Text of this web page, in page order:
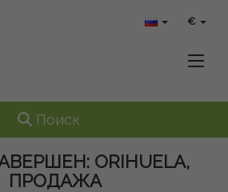
€
Toggle navigation
Поиск
ORIHUELA,
ПРОДАЖА